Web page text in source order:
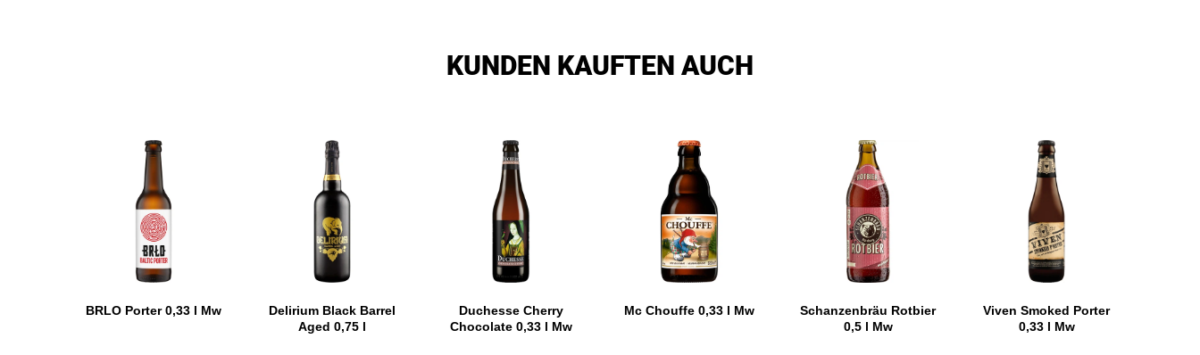
KUNDEN KAUFTEN AUCH
BRLO Porter 0,33 l Mw
Delirium Black Barrel
Aged 0,75 l
Duchesse Cherry
Chocolate 0,33 l Mw
Mc Chouffe 0,33 l Mw
Schanzenbräu Rotbier
0,5 l Mw
Viven Smoked Porter
0,33 l Mw